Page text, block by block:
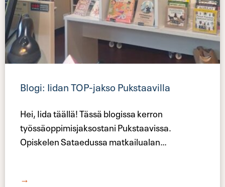
Blogi: Iidan TOP-jakso Pukstaavilla
Hei, Iida täällä! Tässä blogissa kerron
työssäoppimisjaksostani Pukstaavissa.
Opiskelen Sataedussa matkailualan
→